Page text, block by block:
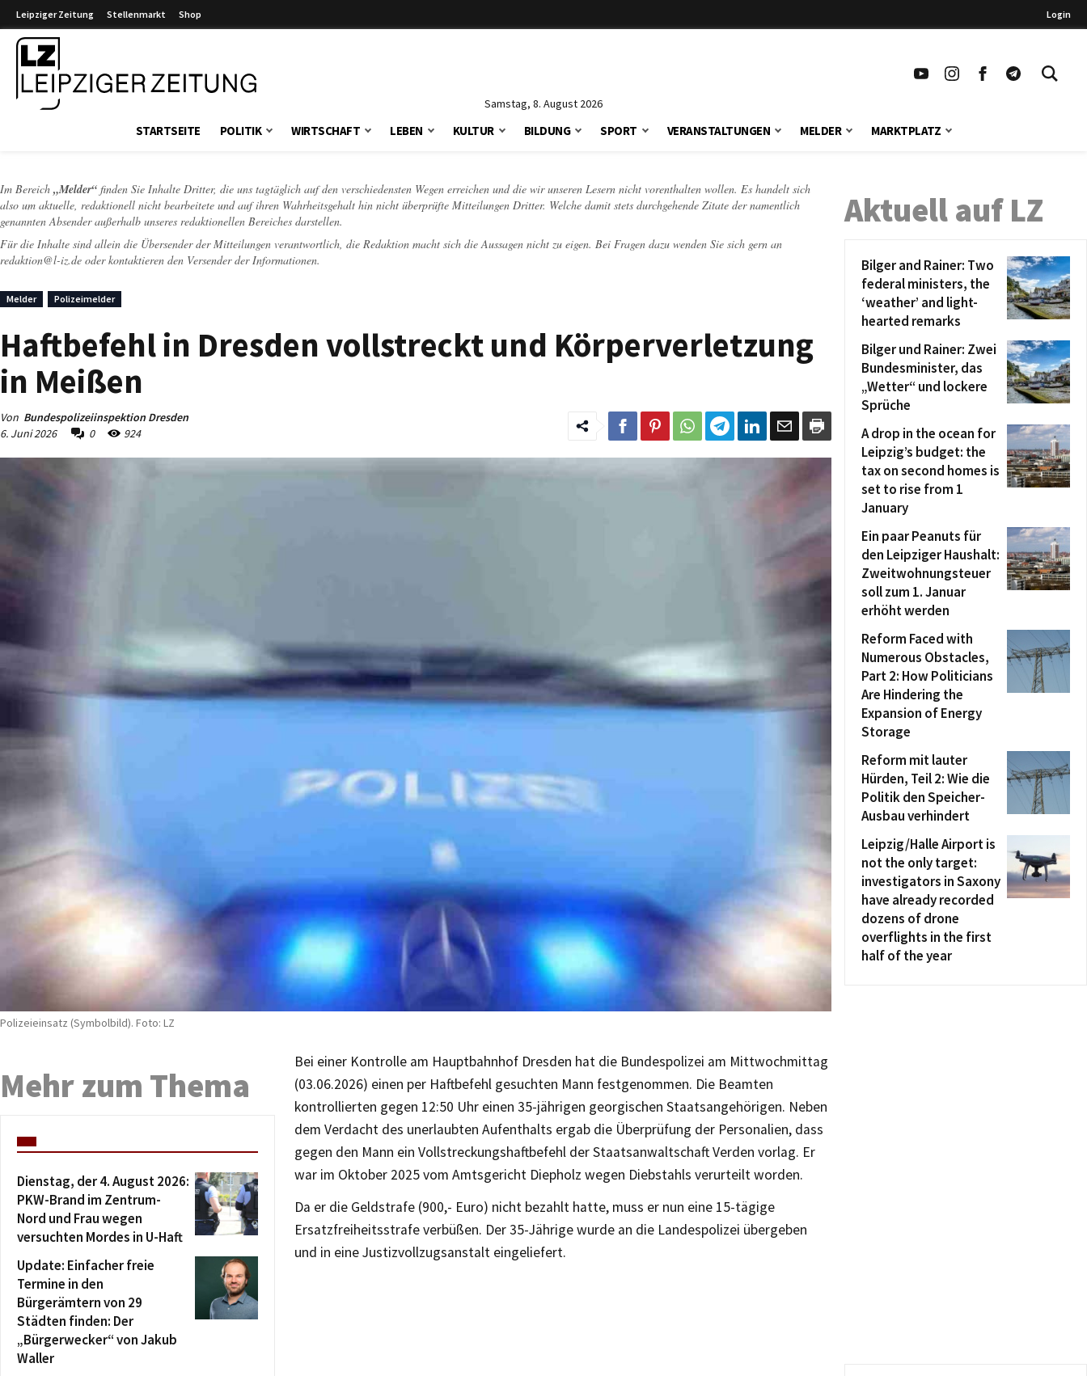
Leipziger Zeitung Stellenmarkt Shop Login
Samstag, 8. August 2026
STARTSEITE POLITIK WIRTSCHAFT LEBEN KULTUR BILDUNG SPORT VERANSTALTUNGEN MELDER MARKTPLATZ
Im Bereich „Melder“ finden Sie Inhalte Dritter, die uns tagtäglich auf den verschiedensten Wegen erreichen und die wir unseren Lesern nicht vorenthalten wollen. Es handelt sich
also um aktuelle, redaktionell nicht bearbeitete und auf ihren Wahrheitsgehalt hin nicht überprüfte Mitteilungen Dritter. Welche damit stets durchgehende Zitate der namentlich
genannten Absender außerhalb unseres redaktionellen Bereiches darstellen.
Für die Inhalte sind allein die Übersender der Mitteilungen verantwortlich, die Redaktion macht sich die Aussagen nicht zu eigen. Bei Fragen dazu wenden Sie sich gern an
redaktion@l-iz.de oder kontaktieren den Versender der Informationen.
Melder Polizeimelder
Haftbefehl in Dresden vollstreckt und Körperverletzung
in Meißen
Von Bundespolizeiinspektion Dresden
6. Juni 2026
0 924
Polizeieinsatz (Symbolbild). Foto: LZ
Bei einer Kontrolle am Hauptbahnhof Dresden hat die Bundespolizei am Mittwochmittag
(03.06.2026) einen per Haftbefehl gesuchten Mann festgenommen. Die Beamten
kontrollierten gegen 12:50 Uhr einen 35-jährigen georgischen Staatsangehörigen. Neben
dem Verdacht des unerlaubten Aufenthalts ergab die Überprüfung der Personalien, dass
gegen den Mann ein Vollstreckungshaftbefehl der Staatsanwaltschaft Verden vorlag. Er
war im Oktober 2025 vom Amtsgericht Diepholz wegen Diebstahls verurteilt worden.
Da er die Geldstrafe (900,- Euro) nicht bezahlt hatte, muss er nun eine 15-tägige
Ersatzfreiheitsstrafe verbüßen. Der 35-Jährige wurde an die Landespolizei übergeben
und in eine Justizvollzugsanstalt eingeliefert.
Mehr zum Thema
Dienstag, der 4. August 2026:
PKW-Brand im Zentrum-
Nord und Frau wegen
versuchten Mordes in U-Haft
Update: Einfacher freie
Termine in den
Bürgerämtern von 29
Städten finden: Der
„Bürgerwecker“ von Jakub
Waller
Aktuell auf LZ
Bilger and Rainer: Two
federal ministers, the
‘weather’ and light-
hearted remarks
Bilger und Rainer: Zwei
Bundesminister, das
„Wetter“ und lockere
Sprüche
A drop in the ocean for
Leipzig’s budget: the
tax on second homes is
set to rise from 1
January
Ein paar Peanuts für
den Leipziger Haushalt:
Zweitwohnungsteuer
soll zum 1. Januar
erhöht werden
Reform Faced with
Numerous Obstacles,
Part 2: How Politicians
Are Hindering the
Expansion of Energy
Storage
Reform mit lauter
Hürden, Teil 2: Wie die
Politik den Speicher-
Ausbau verhindert
Leipzig/Halle Airport is
not the only target:
investigators in Saxony
have already recorded
dozens of drone
overflights in the first
half of the year